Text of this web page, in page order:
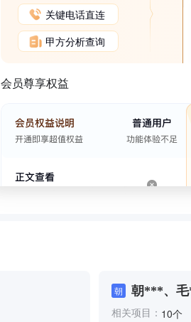
关键电话直连
甲方分析查询
会员尊享权益
朝 朝***、
相关项目： 10个